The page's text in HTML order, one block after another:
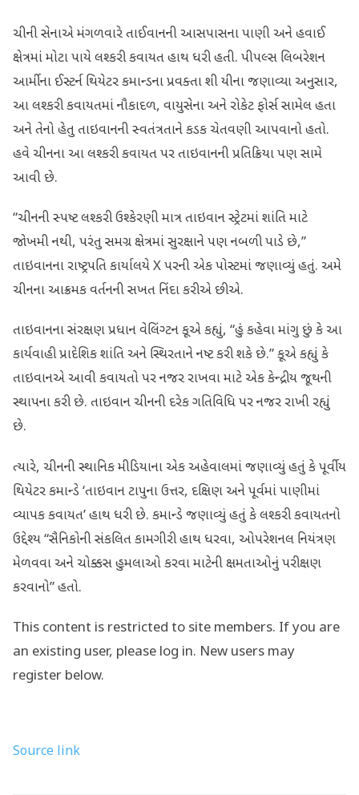
ચીની સેનાએ મંગળવારે તાઈવાનની આસપાસના પાણી અને હવાઈ
ક્ષેત્રમાં મોટા પાયે લશ્કરી કવાયત હાથ ધરી હતી. પીપલ્સ લિબરેશન
આર્મીના ઈસ્ટર્ન થિયેટર કમાન્ડના પ્રવક્તા શી યીના જણાવ્યા અનુસાર,
આ લશ્કરી કવાયતમાં નૌકાદળ, વાયુસેના અને રોકેટ ફોર્સ સામેલ હતા
અને તેનો હેતુ તાઇવાનની સ્વતંત્રતાને કડક ચેતવણી આપવાનો હતો.
હવે ચીનના આ લશ્કરી કવાયત પર તાઇવાનની પ્રતિક્રિયા પણ સામે
આવી છે.
“ચીનની સ્પષ્ટ લશ્કરી ઉશ્કેરણી માત્ર તાઇવાન સ્ટ્રેટમાં શાંતિ માટે
જોખમી નથી, પરંતુ સમગ્ર ક્ષેત્રમાં સુરક્ષાને પણ નબળી પાડે છે,”
તાઇવાનના રાષ્ટ્રપતિ કાર્યાલયે X પરની એક પોસ્ટમાં જણાવ્યું હતું. અમે
ચીનના આક્રમક વર્તનની સખત નિંદા કરીએ છીએ.
તાઇવાનના સંરક્ષણ પ્રધાન વેલિંગ્ટન કૂએ કહ્યું, “હું કહેવા માંગુ છું કે આ
કાર્યવાહી પ્રાદેશિક શાંતિ અને સ્થિરતાને નષ્ટ કરી શકે છે.” કૂએ કહ્યું કે
તાઇવાનએ આવી કવાયતો પર નજર રાખવા માટે એક કેન્દ્રીય જૂથની
સ્થાપના કરી છે. તાઇવાન ચીનની દરેક ગતિવિધિ પર નજર રાખી રહ્યું
છે.
ત્યારે, ચીનની સ્થાનિક મીડિયાના એક અહેવાલમાં જણાવ્યું હતું કે પૂર્વીય
થિયેટર કમાન્ડે ‘તાઇવાન ટાપુના ઉત્તર, દક્ષિણ અને પૂર્વમાં પાણીમાં
વ્યાપક કવાયત’ હાથ ધરી છે. કમાન્ડે જણાવ્યું હતું કે લશ્કરી કવાયતનો
ઉદ્દેશ્ય “સૈનિકોની સંકલિત કામગીરી હાથ ધરવા, ઓપરેશનલ નિયંત્રણ
મેળવવા અને ચોક્કસ હુમલાઓ કરવા માટેની ક્ષમતાઓનું પરીક્ષણ
કરવાનો” હતો.
This content is restricted to site members. If you are
an existing user, please log in. New users may
register below.
Source link